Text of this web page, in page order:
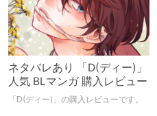
ネタバレあり 「D(ディー)」
人気 BLマンガ 購入レビュー
「D(ディー)」の購入レビューです。